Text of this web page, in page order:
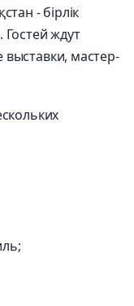
- бірлік
ждут
мастер-